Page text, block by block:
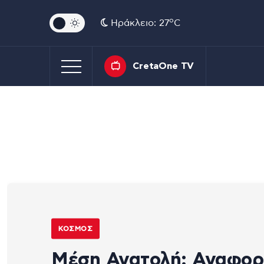
Ηράκλειο: 27oC
CretaOne TV
ΚΌΣΜΟΣ
Μέση Ανατολή: